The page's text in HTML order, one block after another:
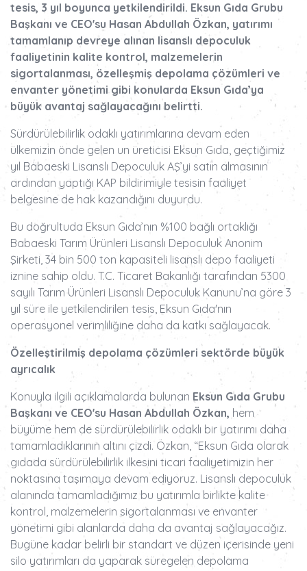
tesis, 3 yıl boyunca yetkilendirildi. Eksun Gıda Grubu
Başkanı ve CEO'su Hasan Abdullah Özkan, yatırımı
tamamlanıp devreye alınan lisanslı depoculuk
faaliyetinin kalite kontrol, malzemelerin
sigortalanması, özelleşmiş depolama çözümleri ve
envanter yönetimi gibi konularda Eksun Gıda’ya
büyük avantaj sağlayacağını belirtti.
Sürdürülebilirlik odaklı yatırımlarına devam eden
ülkemizin önde gelen un üreticisi Eksun Gıda, geçtiğimiz
yıl Babaeski Lisanslı Depoculuk AŞ’yi satın almasının
ardından yaptığı KAP bildirimiyle tesisin faaliyet
belgesine de hak kazandığını duyurdu.
Bu doğrultuda Eksun Gıda’nın %100 bağlı ortaklığı
Babaeski Tarım Ürünleri Lisanslı Depoculuk Anonim
Şirketi, 34 bin 500 ton kapasiteli lisanslı depo faaliyeti
iznine sahip oldu. T.C. Ticaret Bakanlığı tarafından 5300
sayılı Tarım Ürünleri Lisanslı Depoculuk Kanunu’na göre 3
yıl süre ile yetkilendirilen tesis, Eksun Gıda'nın
operasyonel verimliliğine daha da katkı sağlayacak.
Özelleştirilmiş depolama çözümleri sektörde büyük
ayrıcalık
Konuyla ilgili açıklamalarda bulunan Eksun Gıda Grubu
Başkanı ve CEO'su Hasan Abdullah Özkan, hem
büyüme hem de sürdürülebilirlik odaklı bir yatırımı daha
tamamladıklarının altını çizdi. Özkan, “Eksun Gıda olarak
gıdada sürdürülebilirlik ilkesini ticari faaliyetimizin her
noktasına taşımaya devam ediyoruz. Lisanslı depoculuk
alanında tamamladığımız bu yatırımla birlikte kalite
kontrol, malzemelerin sigortalanması ve envanter
yönetimi gibi alanlarda daha da avantaj sağlayacağız.
Bugüne kadar belirli bir standart ve düzen içerisinde yeni
silo yatırımları da yaparak süregelen depolama